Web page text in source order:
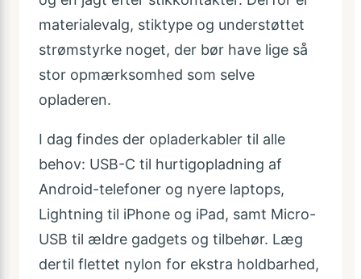
materialevalg, stiktype og understøttet
strømstyrke noget, der bør have lige så
stor opmærksomhed som selve
opladeren.
I dag findes der opladerkabler til alle
behov: USB-C til hurtigopladning af
Android-telefoner og nyere laptops,
Lightning til iPhone og iPad, samt Micro-
USB til ældre gadgets og tilbehør. Læg
dertil flettet nylon for ekstra holdbarhed,